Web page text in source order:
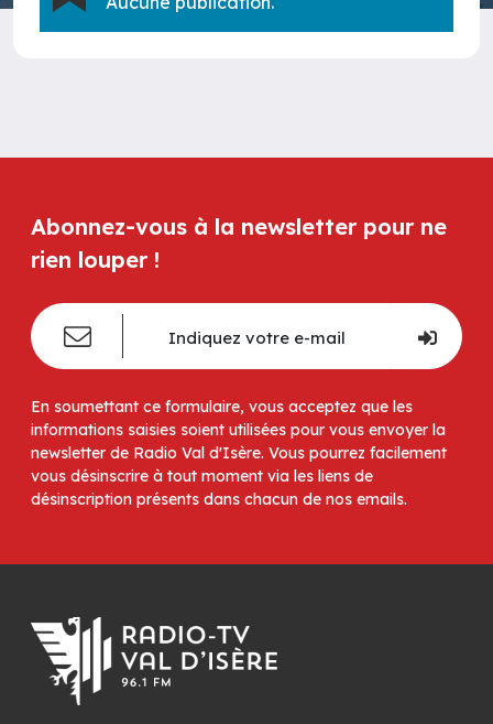
Abonnez-vous à la newsletter pour ne
rien louper !
En soumettant ce formulaire, vous acceptez que les
informations saisies soient utilisées pour vous envoyer la
newsletter de Radio Val d'Isère. Vous pourrez facilement
vous désinscrire à tout moment via les liens de
désinscription présents dans chacun de nos emails.